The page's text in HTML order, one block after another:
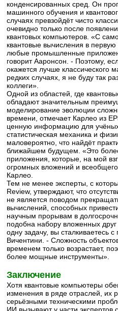
конденсированных сред. Он
машинного обучения и
случаях превзойдёт чисто
очевидно только после
квантовых компьютеров. «С
квантовые вычисления в
любые промышленные
говорит Ааронсон. - Поэтому,
окажется лучше классического
редких случаях, я не буду так
коллеги».
Одной из областей, где
обладают значительным
моделирование эволюции
времени, отмечает Карлео из
ценную информацию для учёных
статистическая механика и
маловероятно, что найдёт
ближайшем будущем. «Это
приложения, которые, на мой
огромных вложений и
Карлео.
Тем не менее эксперты, с
Review, утверждают, что
не является поводом
вычислений, способных
научным прорывам в
подобна набору вложенных
одну задачу, вы сталкиваетесь
Вичентини. - Сложность
временем только возрастает,
более мощные инструменты».
Заключение
Хотя квантовые компьютеры
изменения в ряде отраслей, их
серьёзными техническими